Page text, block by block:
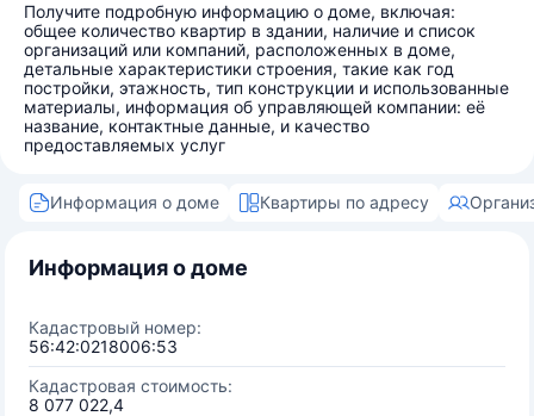
Получите подробную информацию о доме, включая:
общее количество квартир в здании, наличие и список
организаций или компаний, расположенных в доме,
детальные характеристики строения, такие как год
постройки, этажность, тип конструкции и использованные
материалы, информация об управляющей компании: её
название, контактные данные, и качество
предоставляемых услуг
Информация о доме Квартиры по адресу
Информация о доме
Кадастровый номер:
56:42:0218006:53
Кадастровая стоимость:
8 077 022,4